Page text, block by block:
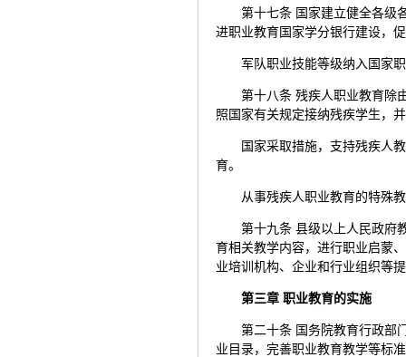
第十七条 国家建立健全各级
进职业教育国家学分银行建设，
军队职业技能等级纳入国家
第十八条 残疾人职业教育除
照国家有关规定接纳残疾学生，
国家采取措施，支持残疾人
育。
从事残疾人职业教育的特殊
第十九条 县级以上人民政府
育相关教学内容，进行职业启蒙
业培训机构、企业和行业组织等
第三章 职业教育的实施
第二十条 国务院教育行政部
业目录，完善职业教育教学等标